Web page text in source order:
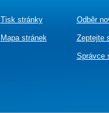
Tisk stránky
Mapa stránek
Odběr
Zeptejte
Správce